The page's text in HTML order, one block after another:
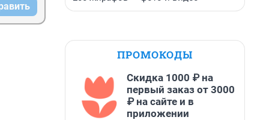
ПРОМОКОДЫ
Скидка 1000 ₽ на
первый заказ от 3000
₽ на сайте и в
приложении